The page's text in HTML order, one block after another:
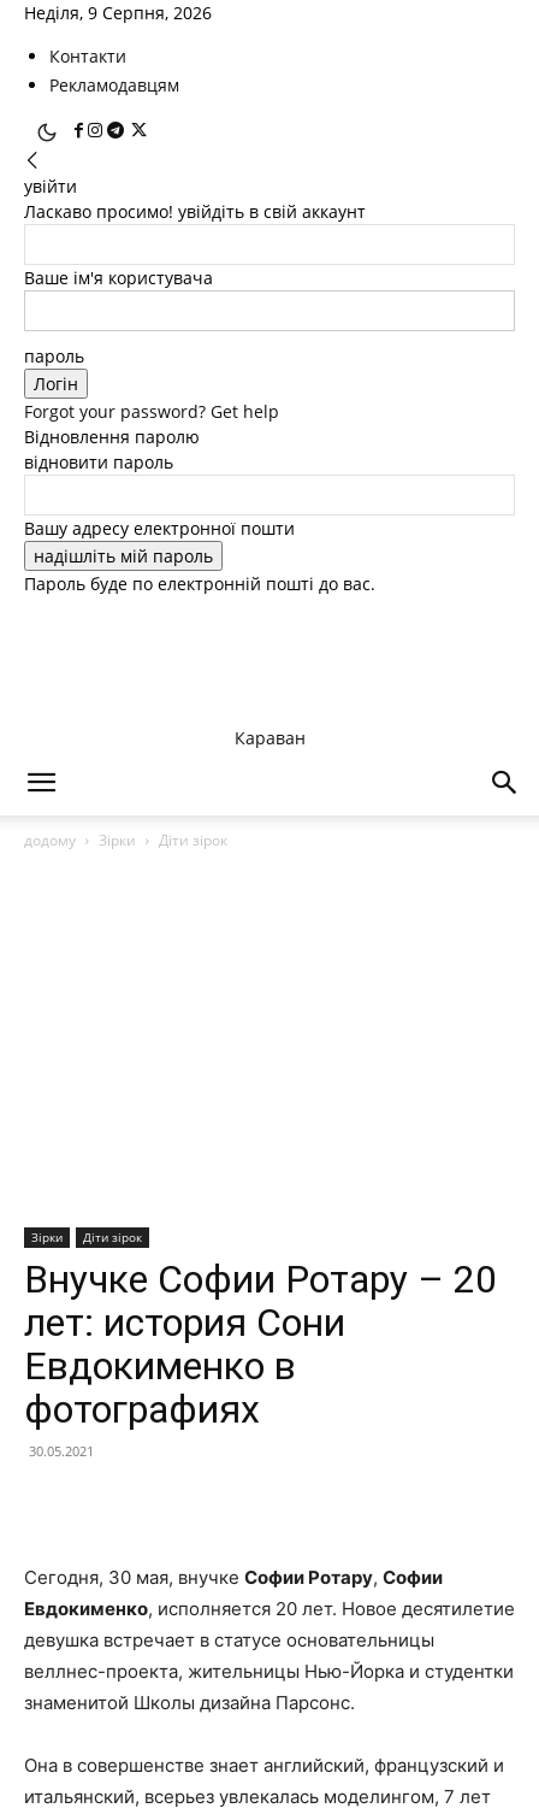
Неділя, 9 Серпня, 2026
Контакти
Рекламодавцям
увійти
Ласкаво просимо! увійдіть в свій аккаунт
Ваше ім'я користувача
пароль
Forgot your password? Get help
Відновлення паролю
відновити пароль
Вашу адресу електронної пошти
Пароль буде по електронній пошті до вас.
Караван
додому Зірки Діти зірок
Зірки Діти зірок
Внучке Софии Ротару – 20
лет: история Сони
Евдокименко в
фотографиях
30.05.2021
Сегодня, 30 мая, внучке Софии Ротару, Софии
Евдокименко, исполняется 20 лет. Новое десятилетие
девушка встречает в статусе основательницы
веллнес-проекта, жительницы Нью-Йорка и студентки
знаменитой Школы дизайна Парсонс.
Она в совершенстве знает английский, французский и
итальянский, всерьез увлекалась моделингом, 7 лет